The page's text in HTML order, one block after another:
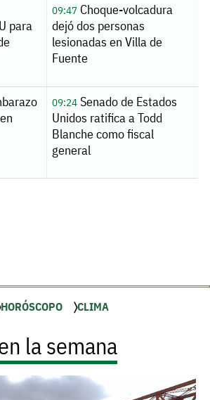
para
09:47Choque-volcadura
dejó dos personas
lesionadas en Villa de
Fuente
09:24Senado de Estados
Unidos ratifica a Todd
Blanche como fiscal
general
HORÓSCOPO CLIMA
la semana